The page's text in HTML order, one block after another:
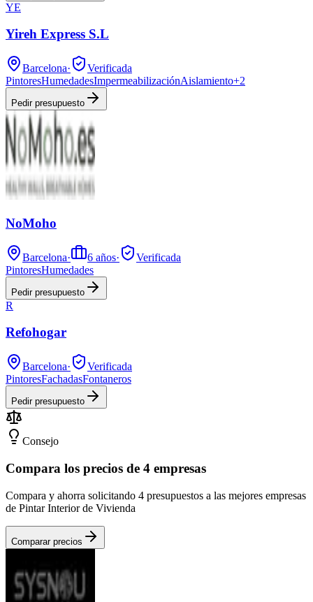
YE
Yireh Express S.L
Barcelona·
Verificada
PintoresHumedadesImpermeabilizaciónAislamiento+2
Pedir presupuesto
NoMoho
Barcelona· 6 años·
Verificada
PintoresHumedades
Pedir presupuesto
R
Refohogar
Barcelona·
Verificada
PintoresFachadasFontaneros
Pedir presupuesto
Consejo
Compara los precios de 4 empresas
Compara y ahorra solicitando 4 presupuestos a las mejores empresas
de Pintar Interior de Vivienda
Comparar precios